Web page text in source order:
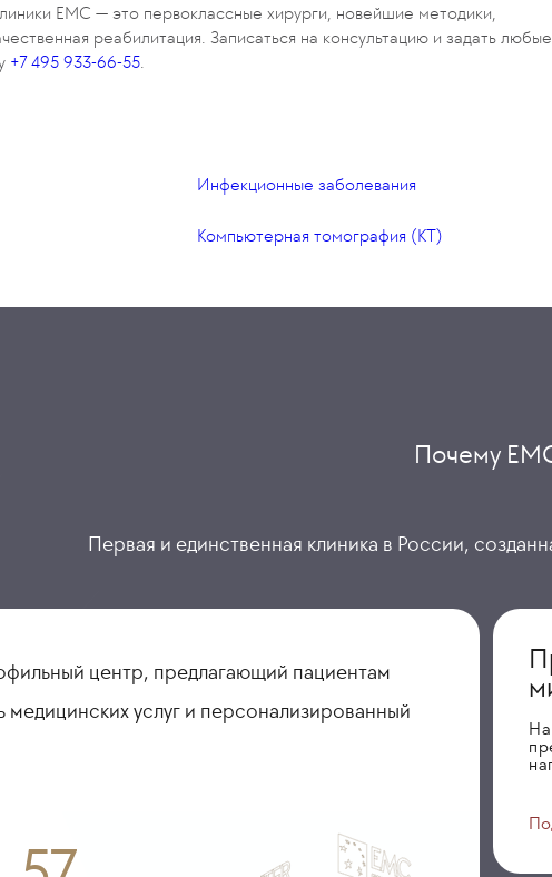
EMC — это первоклассные хирурги, новейшие методики,
реабилитация. Записаться на консультацию и задать любые
+7 495 933-66-55
Инфекционные заболевания
Компьютерная томография (КТ)
Почему
Первая и единственная клиника в России,
центр, предлагающий пациентам
медицинских услуг и персонализированный